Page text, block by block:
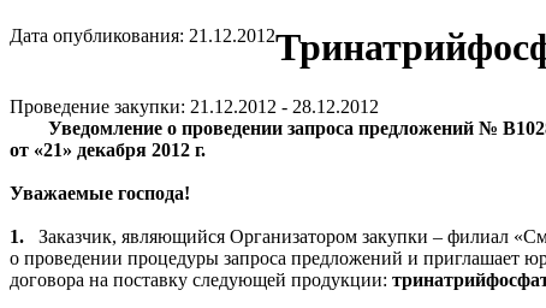
Дата опубликования: 21.12.2012
Проведение закупки: 21.12.2012 - 28.12.2012
Уведомление о проведении запроса предложений №
от «21» декабря 2012 г.
Уважаемые господа!
1.
Заказчик, являющийся Организатором закупки – филиал
о проведении процедуры запроса предложений и приглашает
договора на поставку следующей продукции: